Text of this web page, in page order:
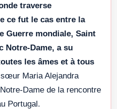
traverse
ce fut le cas entre la
Guerre mondiale, Saint
Notre-Dame, a su
les âmes et à tous
Maria Alejandra
Dame de la rencontre
Portugal.